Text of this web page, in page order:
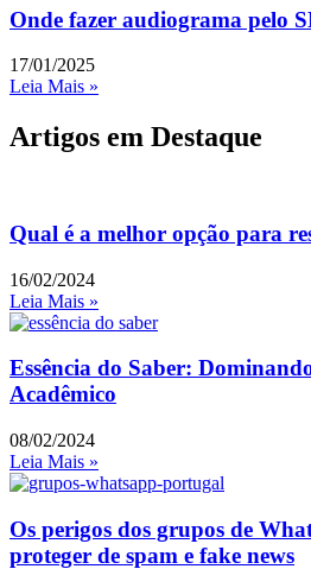
Onde fazer audiograma pelo
17/01/2025
Leia Mais »
Artigos em Destaque
Qual é a melhor opção para
16/02/2024
Leia Mais »
Essência do Saber:
Acadêmico
08/02/2024
Leia Mais »
Os perigos dos grupos de
proteger de spam e fake news